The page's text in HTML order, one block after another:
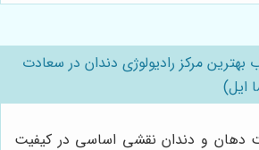
بهترین مرکز رادیولوژی دندان در سعادت
ایل)
دهان و دندان نقشی اساسی در کیفیت